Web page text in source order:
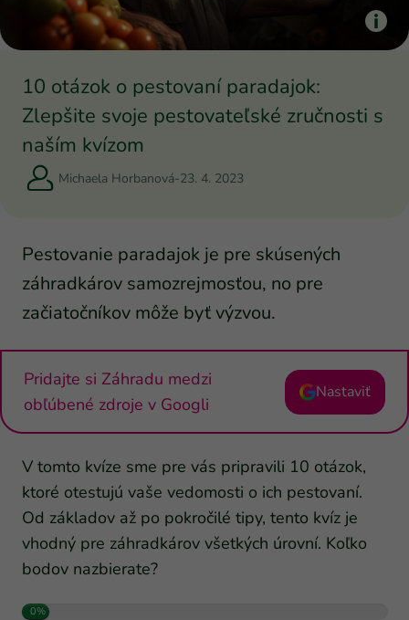
10 otázok o pestovaní paradajok:
Zlepšite svoje pestovateľské zručnosti s
naším kvízom
Michaela Horbanová-23. 4. 2023
Pestovanie paradajok je pre skúsených
záhradkárov samozrejmosťou, no pre
začiatočníkov môže byť výzvou.
Pridajte si Záhradu medzi
obľúbené zdroje v Googli
Nastaviť
V tomto kvíze sme pre vás pripravili 10 otázok,
ktoré otestujú vaše vedomosti o ich pestovaní.
Od základov až po pokročilé tipy, tento kvíz je
vhodný pre záhradkárov všetkých úrovní. Koľko
bodov nazbierate?
0%